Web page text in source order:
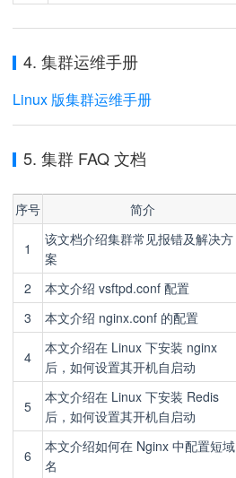
4. 集群运维手册
Linux 版集群运维手册
5. 集群 FAQ 文档
序号 简介
1
该文档介绍集群常见报错及解决方
案
2 本文介绍 vsftpd.conf 配置
3
本文介绍 nginx.conf 的配置
4
本文介绍在 Linux 下安装 nginx
后，如何设置其开机自启动
5
本文介绍在 Linux 下安装 Redis
后，如何设置其开机自启动
6
本文介绍如何在 Nginx 中配置短域
名